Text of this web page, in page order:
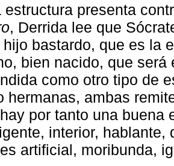
estructura presenta
, Derrida lee que
hijo bastardo, que es la
bien nacido, que
como otro tipo de
hermanas, ambas
por tanto una buena
interior, hablante,
artificial, moribunda,